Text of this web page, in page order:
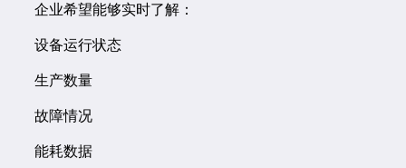
企业希望能够实时了解：
设备运行状态
生产数量
故障情况
能耗数据